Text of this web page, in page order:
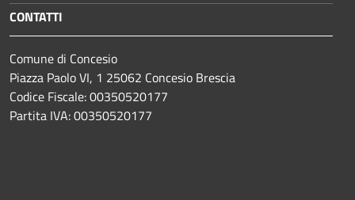
CONTATTI
Comune di Concesio
Piazza Paolo VI, 1 25062 Concesio Brescia
Codice Fiscale: 00350520177
Partita IVA: 00350520177